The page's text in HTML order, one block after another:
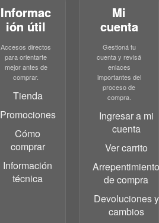
Informac
ión útil
Accesos directos
para orientarte
mejor antes de
comprar.
Tienda
Promociones
Cómo
comprar
Información
técnica
Mi
cuenta
Gestioná tu
cuenta y revisá
enlaces
importantes del
proceso de
compra.
Ingresar a mi
cuenta
Ver carrito
de compra
Devoluciones y
cambios